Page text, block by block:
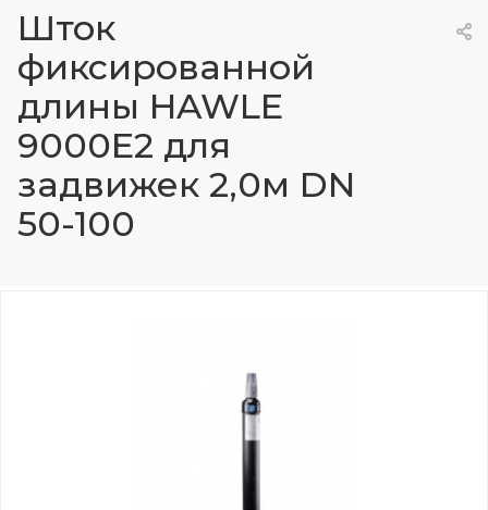
Шток
фиксированной
длины HAWLE
9000Е2 для
задвижек 2,0м DN
50-100